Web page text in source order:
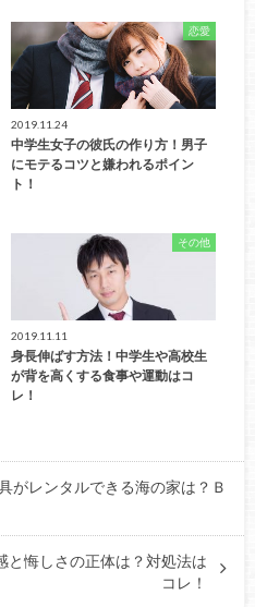
恋愛
2019.11.24
中学生女子の彼氏の作り方！男子
にモテるコツと嫌われるポイン
ト！
その他
2019.11.11
身長伸ばす方法！中学生や高校生
が背を高くする食事や運動はコ
レ！
がレンタルできる海の家は？Ｂ
と悔しさの正体は？対処法は
コレ！